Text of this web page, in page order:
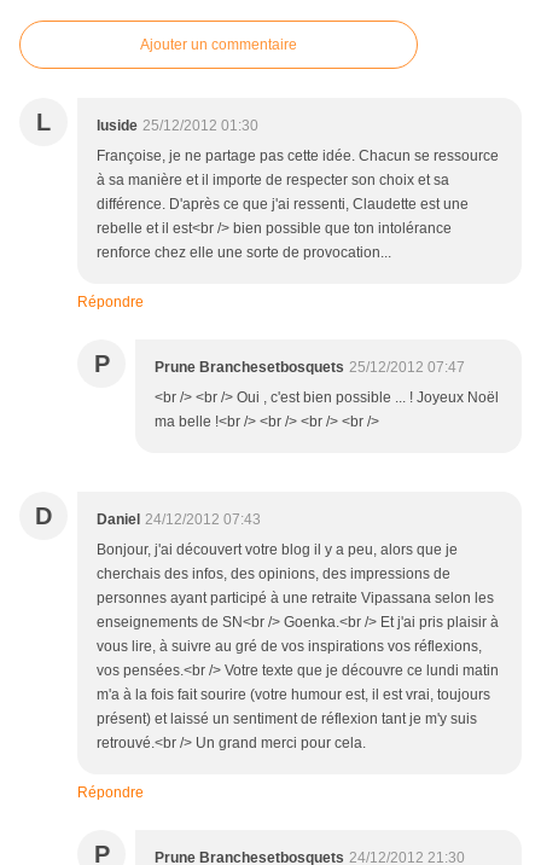
Ajouter un commentaire
L luside 25/12/2012 01:30
Françoise, je ne partage pas cette idée. Chacun se ressource
à sa manière et il importe de respecter son choix et sa
différence. D'après ce que j'ai ressenti, Claudette est une
rebelle et il est<br /> bien possible que ton intolérance
renforce chez elle une sorte de provocation...
Répondre
P Prune Branchesetbosquets 25/12/2012 07:47
<br /> <br /> Oui , c'est bien possible ... ! Joyeux Noël
ma belle !<br /> <br /> <br /> <br />
D Daniel 24/12/2012 07:43
Bonjour, j'ai découvert votre blog il y a peu, alors que je
cherchais des infos, des opinions, des impressions de
personnes ayant participé à une retraite Vipassana selon les
enseignements de SN<br /> Goenka.<br /> Et j'ai pris plaisir à
vous lire, à suivre au gré de vos inspirations vos réflexions,
vos pensées.<br /> Votre texte que je découvre ce lundi matin
m'a à la fois fait sourire (votre humour est, il est vrai, toujours
présent) et laissé un sentiment de réflexion tant je m'y suis
retrouvé.<br /> Un grand merci pour cela.
Répondre
P Prune Branchesetbosquets 24/12/2012 21:30